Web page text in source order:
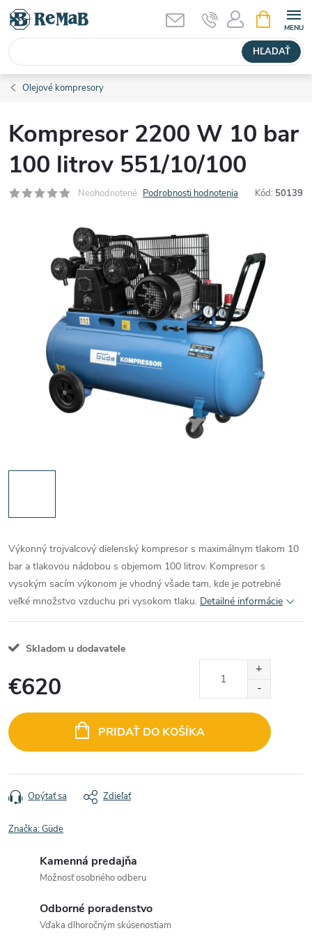
Prejsť
obsah
HĽADAŤ
KOŠÍK
Olejové kompresory
Kompresor 2200 W 10 bar
100 litrov 551/10/100
Neohodnotené Podrobnosti hodnotenia Kód: 50139
Výkonný trojvalcový dielenský kompresor s maximálnym tlakom 10
bar a tlakovou nádobou s objemom 100 litrov. Kompresor s
vysokým sacím výkonom je vhodný všade tam, kde je potrebné
veľké množstvo vzduchu pri vysokom tlaku. Detailné informácie
Skladom u dodavatele
€620
cena:
PRIDAŤ DO KOŠÍKA
Opýtať sa Zdieľať
Značka:Güde
Kamenná predajňa
Možnosť osobného odberu
Odborné poradenstvo
Vďaka dlhoročným skúsenostiam